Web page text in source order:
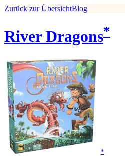
Zurück zur ÜbersichtBlog
River Dragons*
*